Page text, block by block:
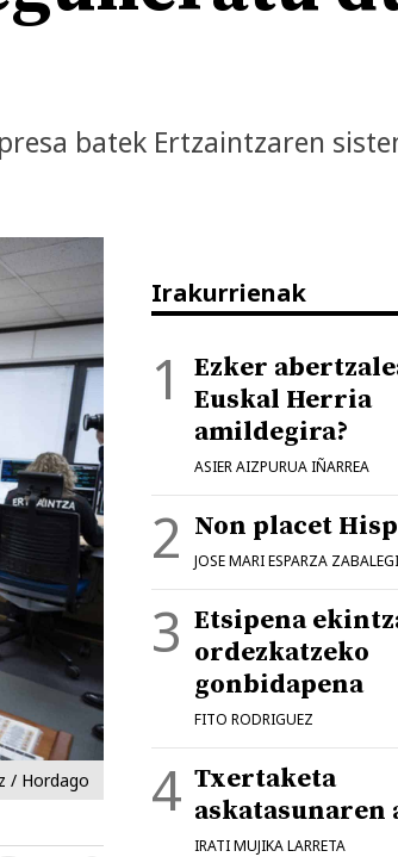
batek Ertzaintzaren
/ Hordago
Irakurrienak
Ezker
Euskal Herria
amildegira?
ASIER AIZPURUA IÑARREA
Non placet
JOSE MARI ESPARZA ZABALEGI
Etsipena
ordezkatzeko
gonbidapena
FITO RODRIGUEZ
Txertaketa
askatasunaren
IRATI MUJIKA LARRETA